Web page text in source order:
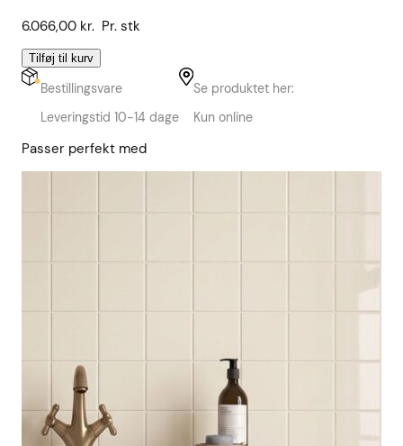
6.066,00 kr. Pr. stk
Tilføj til kurv
Bestillingsvare
Leveringstid 10-14 dage
Se produktet her:
Kun online
Passer perfekt med